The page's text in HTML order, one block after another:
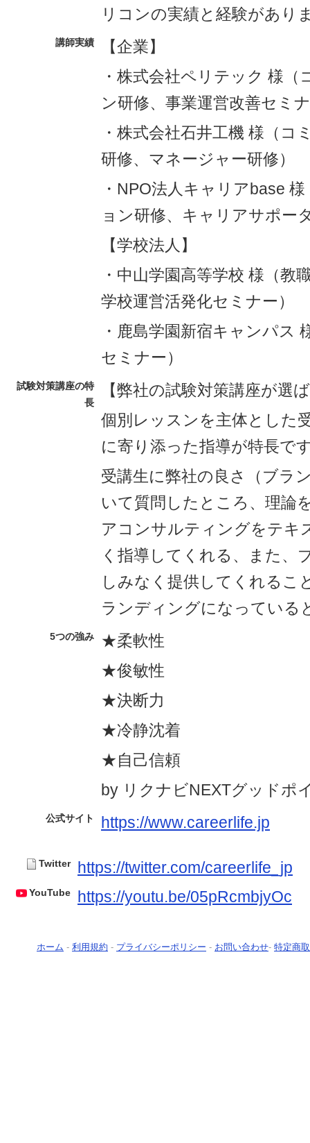
リコンの実績と経験があり
講師実績
【企業】
・株式会社ペリテック 様（
ン研修、事業運営改善セミ
・株式会社石井工機 様（コ
研修、マネージャー研修）
・NPO法人キャリアbase
ョン研修、キャリアサポー
【学校法人】
・中山学園高等学校 様（教
学校運営活発化セミナー）
・鹿島学園新宿キャンパス
セミナー）
試験対策講座の特
長
【弊社の試験対策講座が選
個別レッスンを主体とした
に寄り添った指導が特長で
受講生に弊社の良さ（ブラ
いて質問したところ、理論
アコンサルティングをテキ
く指導してくれる、また、
しみなく提供してくれるこ
ランディングになっている
5つの強み
★柔軟性
★俊敏性
★決断力
★冷静沈着
★自己信頼
by リクナビNEXTグッドポ
公式サイト https://www.careerlife.jp
Twitter https://twitter.com/careerlife_jp
YouTube https://youtu.be/05pRcmbjyOc
ホーム - 利用規約 - プライバシーポリシー - お問い合わせ- 特定商